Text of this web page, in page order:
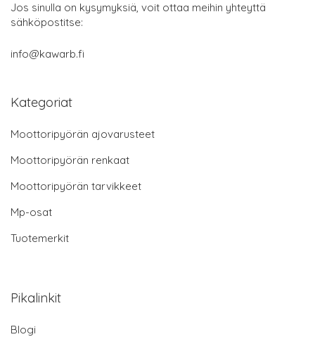
Jos sinulla on kysymyksiä, voit ottaa meihin yhteyttä
sähköpostitse:
info@kawarb.fi
Kategoriat
Moottoripyörän ajovarusteet
Moottoripyörän renkaat
Moottoripyörän tarvikkeet
Mp-osat
Tuotemerkit
Pikalinkit
Blogi